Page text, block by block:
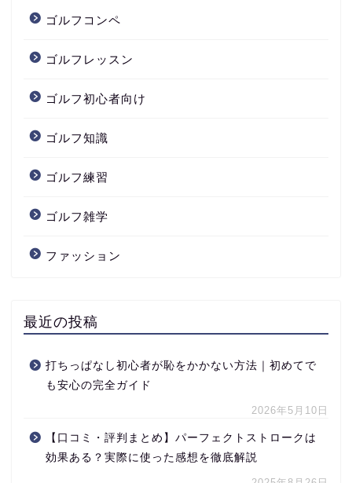
ゴルフコンペ
ゴルフレッスン
ゴルフ初心者向け
ゴルフ知識
ゴルフ練習
ゴルフ雑学
ファッション
最近の投稿
打ちっぱなし初心者が恥をかかない方法｜初めてで
も安心の完全ガイド
2026年5月10日
【口コミ・評判まとめ】パーフェクトストロークは
効果ある？実際に使った感想を徹底解説
ゴルフ練習